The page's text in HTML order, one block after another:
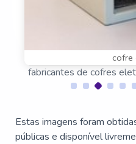
comprar cofre eletrônico
fabricantes de cofres
cofre
Estas imagens foram
públicas e disponível